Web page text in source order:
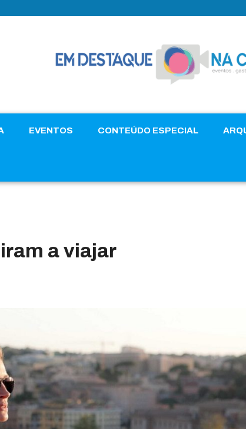
EVENTOS CONTEÚDO ESPECIAL
a viajar